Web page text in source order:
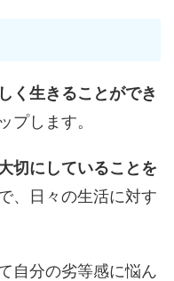
く生きることができ
プします。
切にしていることを
、日々の生活に対す
自分の劣等感に悩ん